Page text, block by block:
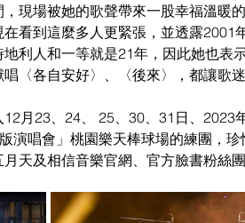
現場被她的歌聲帶來一股幸福溫暖
看到這麼多人更緊張，並透露2001
利人和一等就是21年，因此她也表
〈各自安好〉、〈後來〉，都讓歌迷
月23、24、 25、30、31日、2023
演唱會」桃園樂天棒球場的練團，
天及相信音樂官網、官方臉書粉絲團